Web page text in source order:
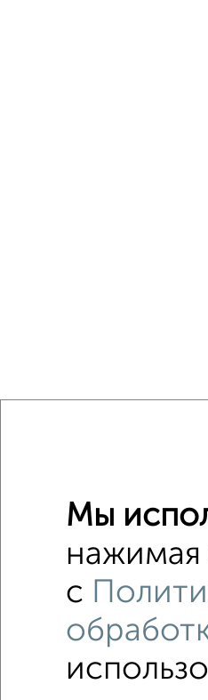
Однокомнатные
Мы
нажимая
с